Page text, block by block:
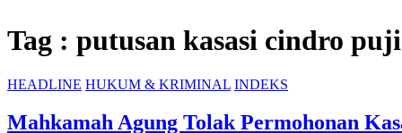
Tag : putusan kasasi cindro
HEADLINE HUKUM & KRIMINAL INDEKS
Mahkamah Agung Tolak Permohonan